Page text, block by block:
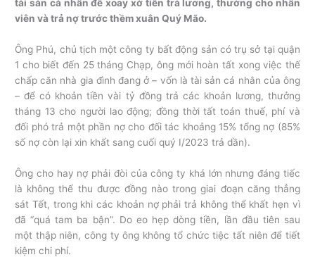
tài sản cá nhân để xoay xở tiền trả lương, thưởng cho nhân
viên và trả nợ trước thềm xuân Quý Mão.
Ông Phú, chủ tịch một công ty bất động sản có trụ sở tại quận
1 cho biết đến 25 tháng Chạp, ông mới hoàn tất xong việc thế
chấp căn nhà gia đình đang ở – vốn là tài sản cá nhân của ông
– để có khoản tiền vài tỷ đồng trả các khoản lương, thưởng
tháng 13 cho người lao động; đồng thời tất toán thuế, phí và
đối phó trả một phần nợ cho đối tác khoảng 15% tổng nợ (85%
số nợ còn lại xin khất sang cuối quý I/2023 trả dần).
Ông cho hay nợ phải đòi của công ty khá lớn nhưng đáng tiếc
là không thể thu được đồng nào trong giai đoạn căng thẳng
sát Tết, trong khi các khoản nợ phải trả không thể khất hẹn vì
đã “quá tam ba bận”. Do eo hẹp dòng tiền, lần đầu tiên sau
một thập niên, công ty ông không tổ chức tiệc tất niên để tiết
kiệm chi phí.